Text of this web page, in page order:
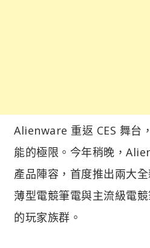
Alienware 重返 CES 舞台
能的極限。今年稍晚，
產品陣容，首度推出兩大
薄型電競筆電與主流級電
的玩家族群。